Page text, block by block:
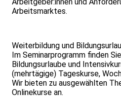
Arbeitgeber:innen und
Arbeitsmarktes.
Weiterbildung und
Im Seminarprogramm finden
Bildungsurlaube und
(mehrtägige) Tageskurse,
Wir bieten zu ausgewählten
Onlinekurse an.